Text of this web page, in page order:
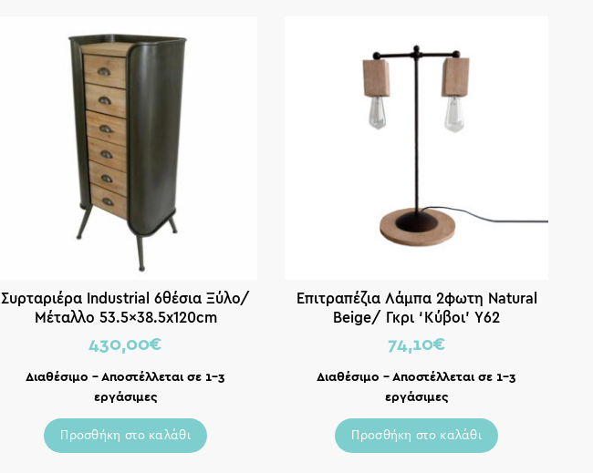
Συρταριέρα Industrial 6θέσια Ξύλο/
Μέταλλο 53.5×38.5x120cm
430,00€
Διαθέσιμο – Αποστέλλεται σε 1-3
εργάσιμες
Προσθήκη στο καλάθι
Επιτραπέζια Λάμπα 2φωτη Natural
Beige/ Γκρι ‘Κύβοι’ Υ62
74,10€
Διαθέσιμο – Αποστέλλεται σε 1-3
εργάσιμες
Προσθήκη στο καλάθι